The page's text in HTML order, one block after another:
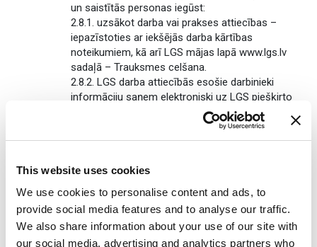
This website uses cookies
We use cookies to personalise content and ads, to
provide social media features and to analyse our traffic.
We also share information about your use of our site with
our social media, advertising and analytics partners who
un saistītās personas iegūst:
2.8.1. uzsākot darba vai prakses attiecības –
iepazīstoties ar iekšējās darba kārtības
noteikumiem, kā arī LGS mājas lapā www.lgs.lv
sadaļā – Trauksmes celšana.
2.8.2. LGS darba attiecībās esošie darbinieki
informāciju saņem elektroniski uz LGS piešķirto
darbinieka e-pasta adresi un LGS iekšējā sistēmā:
2.8.3. Ar LGS saistītās personas informāciju par
kanāliem var iegūt LGS mājas lapā www.lgs.lv
sadaļā – Trauksmes celšana.
TRAUKSMES CĒLĒJA ZIŅOJUMA
IESNIEGŠANA, APSTRĀDE UN IZSKATĪŠANAS
KĀRTĪBA